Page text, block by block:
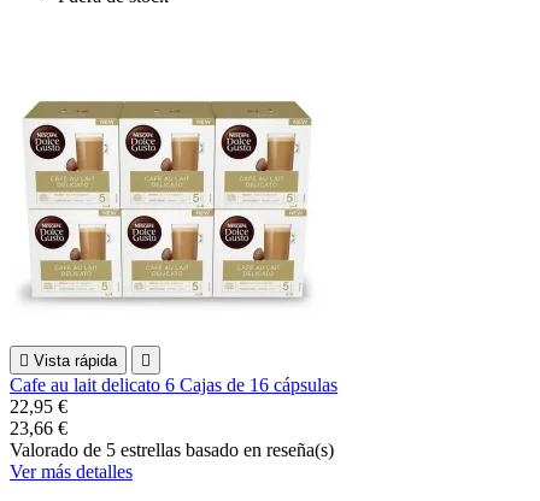
 Vista rápida 
Cafe au lait delicato 6 Cajas de 16 cápsulas
22,95 €
23,66 €
Valorado de 5 estrellas basado en reseña(s)
Ver más detalles